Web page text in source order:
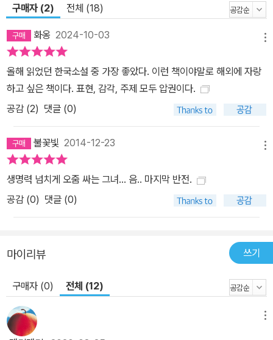
구매자 (2) 전체 (18)
화옹 2024-10-03
올해 읽었던 한국소설 중 가장 좋았다. 이런 책이야말로 해외에 자랑
하고 싶은 책이다. 표현, 감각, 주제 모두 압권이다.
공감 (2) 댓글 (0)
불꽃빛 2014-12-23
생명력 넘치게 오줌 싸는 그녀... 음.. 마지막 반전.
공감 (0) 댓글 (0)
마이리뷰 쓰기
구매자 (0) 전체 (12)